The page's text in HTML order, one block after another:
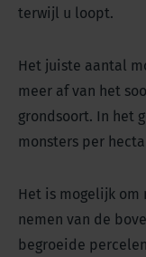
terwijl u loopt.
Het juiste aantal
meer af van het
grondsoort. In het
monsters per
Het is mogelijk
nemen van de
begroeide